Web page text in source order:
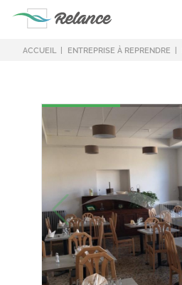
ACCUEIL ENTREPRISE À REPRENDRE